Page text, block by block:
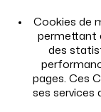
Cookies de
permettant
des
pages. Ces
ses services